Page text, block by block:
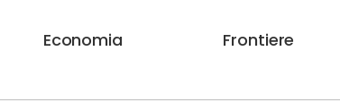
Economia Frontiere